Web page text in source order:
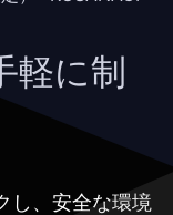
軽に制
し、安全な環境